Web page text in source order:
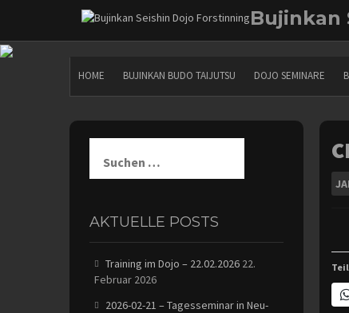
content
Bujinkan
HOME BUJINKAN BUDO TAIJUTSU DOJO SEMINARE
nach:
AKTUELLE POSTS
Training im Dojo – 22.02.2026 22.
Februar 2026
2026-02-21 – Tagesseminar in Neu-